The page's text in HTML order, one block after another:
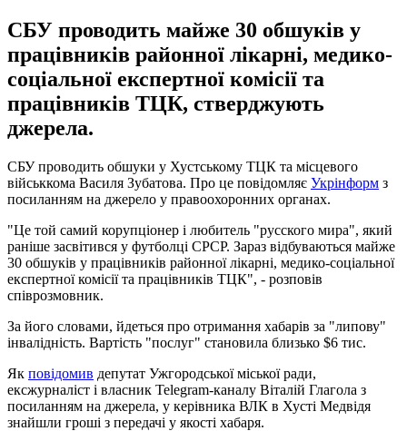
СБУ проводить майже 30 обшуків у
працівників районної лікарні, медико-
соціальної експертної комісії та
працівників ТЦК, стверджують
джерела.
СБУ проводить обшуки у Хустському ТЦК та місцевого
військкома Василя Зубатова. Про це повідомляє Укрінформ з
посиланням на джерело у правоохоронних органах.
"Це той самий корупціонер і любитель "русского мира", який
раніше засвітився у футболці СРСР. Зараз відбуваються майже
30 обшуків у працівників районної лікарні, медико-соціальної
експертної комісії та працівників ТЦК", - розповів
співрозмовник.
За його словами, йдеться про отримання хабарів за "липову"
інвалідність. Вартість "послуг" становила близько $6 тиc.
Як повідомив депутат Ужгородської міської ради,
ексжурналіст і власник Telegram-каналу Віталій Глагола з
посиланням на джерела, у керівника ВЛК в Хусті Медвідя
знайшли гроші з передачі у якості хабаря.